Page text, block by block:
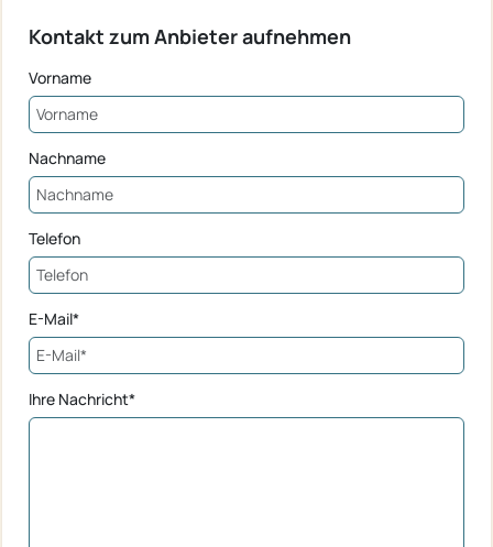
Kontakt zum Anbieter aufnehmen
Vorname
Nachname
Telefon
E-Mail*
Ihre Nachricht*